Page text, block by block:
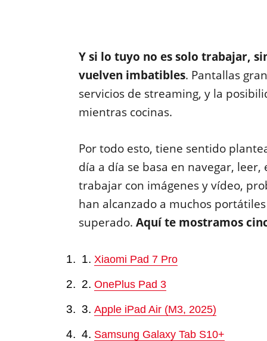
Y si lo tuyo no es solo trabajar,
vuelven imbatibles. Pantallas
servicios de streaming, y la
mientras cocinas.
Por todo esto, tiene sentido
día a día se basa en navegar,
trabajar con imágenes y vídeo,
han alcanzado a muchos
superado. Aquí te mostramos
Xiaomi Pad 7 Pro
OnePlus Pad 3
Apple iPad Air (M3, 2025)
Samsung Galaxy Tab S10+